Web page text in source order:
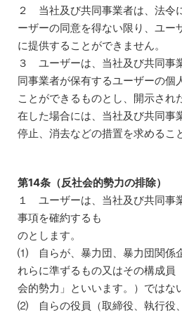
２ 当社及び共同事業者は、法令
ーザーの同意を得ない限り、ユー
に提供することができません。
３ ユーザーは、当社及び共同事
同事業者が保有するユーザーの個
ことができるものとし、開示され
在した場合には、当社及び共同事
停止、消去などの措置を求めるこ
第14条（反社会的勢力の排除）
１ ユーザーは、当社及び共同事
事項を確約するも
のとします。
⑴ 自らが、暴力団、暴力団関係
れらに準ずるもの又はその構成員
会的勢力」といいます。）ではな
⑵ 自らの役員（取締役、執行役